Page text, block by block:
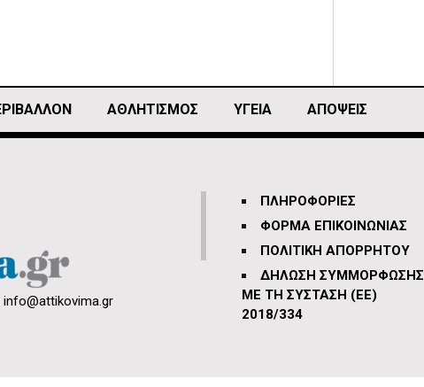
ΑΘΛΗΤΙΣΜΌΣ ΥΓΕΙΑ ΑΠΟΨΕΙΣ
info@attikovima.gr
ΠΛΗΡΟΦΟΡΙΕΣ
ΦΟΡΜΑ ΕΠΙΚΟΙΝΩΝΙΑΣ
ΠΟΛΙΤΙΚΗ ΑΠΟΡΡΗΤΟΥ
ΔΗΛΩΣΗ ΣΥΜΜΟΡΦΩΣΗΣ
ΜΕ ΤΗ ΣΥΣΤΑΣΗ (ΕΕ)
2018/334